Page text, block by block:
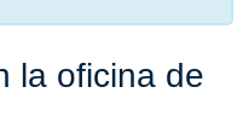
la oficina de